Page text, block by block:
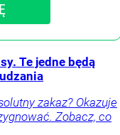
Te jedne będą
zakaz? Okazuje
Zobacz, co